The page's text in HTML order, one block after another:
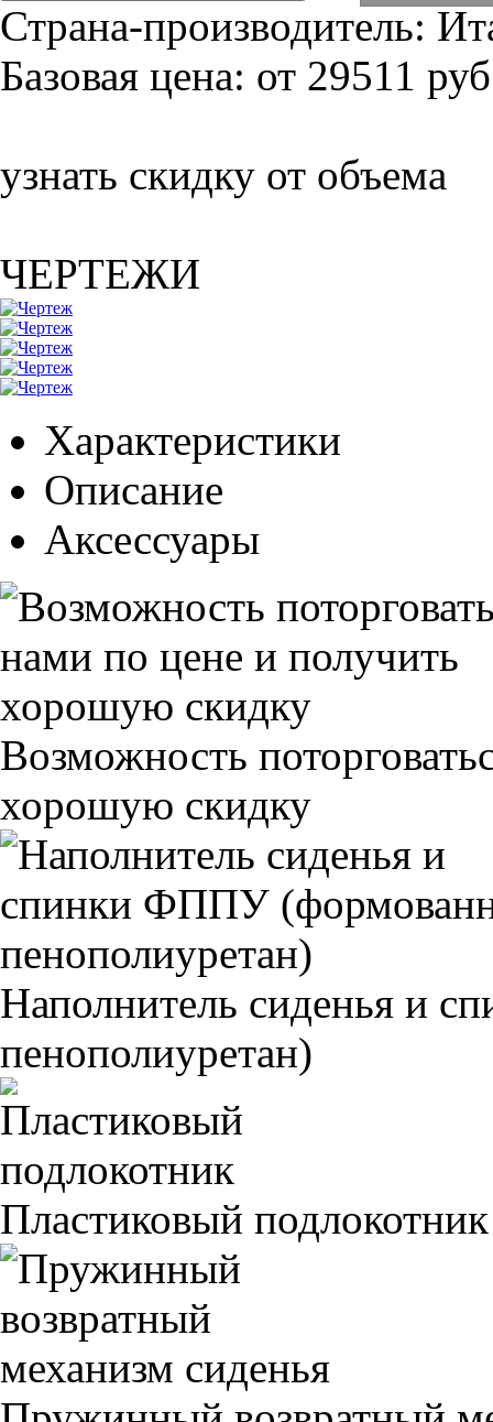
Страна-производитель:
Базовая цена: от 29511
узнать скидку от объема
ЧЕРТЕЖИ
Характеристики
Описание
Аксессуары
Возможность
хорошую скидку
Наполнитель сиденья и
пенополиуретан)
Пластиковый подлокотник